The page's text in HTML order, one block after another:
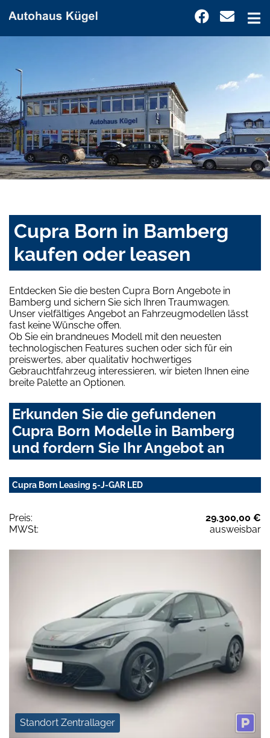
Cupra Born in Bamberg
kaufen oder leasen
Entdecken Sie die besten Cupra Born Angebote in
Bamberg und sichern Sie sich Ihren Traumwagen.
Unser vielfältiges Angebot an Fahrzeugmodellen lässt
fast keine Wünsche offen.
Ob Sie ein brandneues Modell mit den neuesten
technologischen Features suchen oder sich für ein
preiswertes, aber qualitativ hochwertiges
Gebrauchtfahrzeug interessieren, wir bieten Ihnen eine
breite Palette an Optionen.
Erkunden Sie die gefundenen
Cupra Born Modelle in Bamberg
und fordern Sie Ihr Angebot an
Cupra Born Leasing 5-J-GAR LED
Preis:
29.300,00 €
MWSt:
ausweisbar
Standort Zentrallager